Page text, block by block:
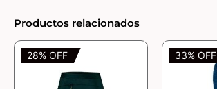
Productos relacionados
28% OFF 33% OFF